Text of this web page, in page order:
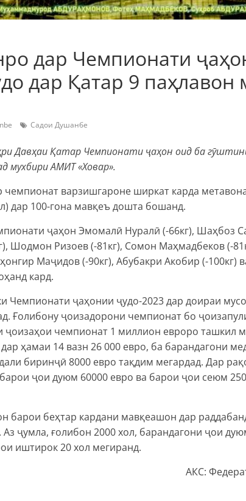
дар Чемпионати
дар Қатар 9
Садои Душанбе
Давҳаи Қатар Чемпионати ҷаҳон оид ба
мухбири АМИТ «Ховар».
варзишгароне ширкат карда
дар 100-гона мавқеъ дошта бошанд.
ҷаҳон Эмомалӣ Нуралӣ (-66кг), Шаҳбоз
Шодмон Ризоев (-81кг), Сомон Маҳмадбеков (-
Маҷидов (-90кг), Абубакри Акобир (-100кг)
кард.
Чемпионати ҷаҳонии ҷудо-2023 дар доираи
Ғолибону ҷоизадорони чемпионат бо
чемпионат 1 миллион евроро ташкил
ҳамаи 14 вазн 26 000 евро, ба барандагони
биринҷӣ 8000 евро тақдим мегардад. Дар
ҷои дуюм 60000 евро ва барои ҷои сеюм
барои беҳтар кардани мавқеашон дар
ҷумла, ғолибон 2000 хол, барандагони ҷои
иштирок 20 хол мегиранд.
АКС: